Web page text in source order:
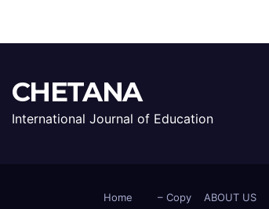
CHETANA
International Journal of Education
Home – Copy ABOUT US